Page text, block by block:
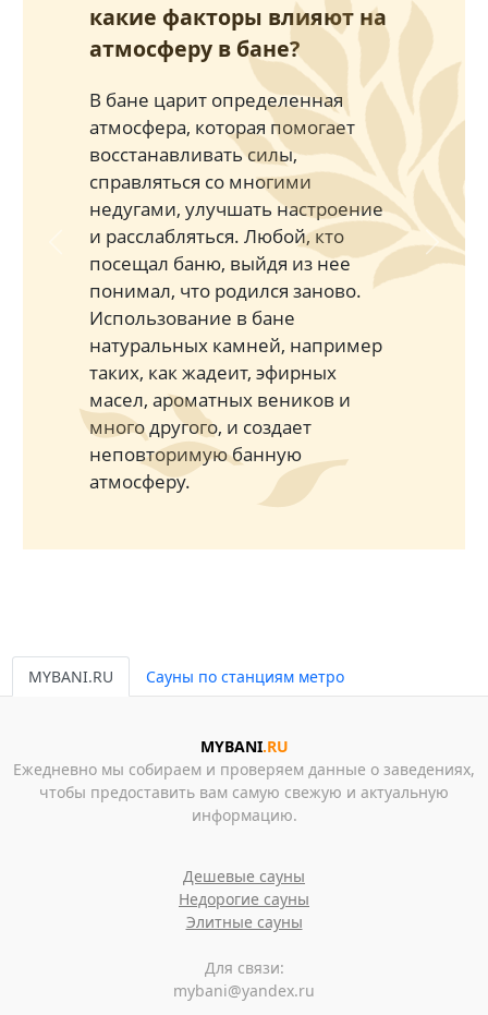
какие факторы влияют на
атмосферу в бане?
В бане царит определенная
атмосфера, которая помогает
восстанавливать силы,
справляться со многими
недугами, улучшать настроение
и расслабляться. Любой, кто
посещал баню, выйдя из нее
понимал, что родился заново.
Использование в бане
натуральных камней, например
таких, как жадеит, эфирных
масел, ароматных веников и
много другого, и создает
неповторимую банную
атмосферу.
Previous Next
MYBANI.RU Сауны по станциям метро
MYBANI.RU
Ежедневно мы собираем и проверяем данные о заведениях,
чтобы предоставить вам самую свежую и актуальную
информацию.
Дешевые сауны
Недорогие сауны
Элитные сауны
Для связи:
mybani@yandex.ru